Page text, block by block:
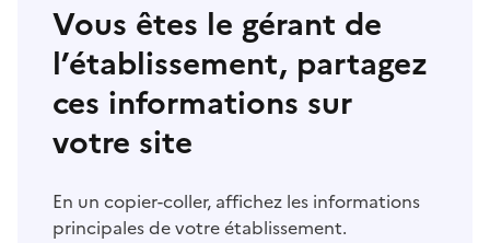
Vous êtes le gérant de
l’établissement, partagez
ces informations sur
votre site
En un copier-coller, affichez les informations
principales de votre établissement.